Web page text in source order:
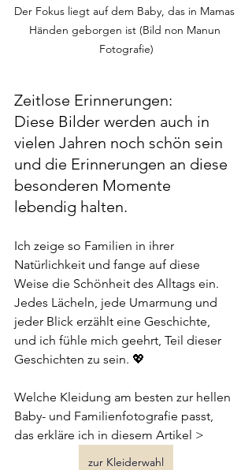
Der Fokus liegt auf dem Baby, das in Mamas
Händen geborgen ist (Bild non Manun
Fotografie)
Zeitlose Erinnerungen:
Diese Bilder werden auch in
vielen Jahren noch schön sein
und die Erinnerungen an diese
besonderen Momente
lebendig halten.
Ich zeige so Familien in ihrer
Natürlichkeit und fange auf diese
Weise die Schönheit des Alltags ein.
Jedes Lächeln, jede Umarmung und
jeder Blick erzählt eine Geschichte,
und ich fühle mich geehrt, Teil dieser
Geschichten zu sein. 💖
Welche Kleidung am besten zur hellen
Baby- und Familienfotografie passt,
das erkläre ich in diesem Artikel >
zur Kleiderwahl